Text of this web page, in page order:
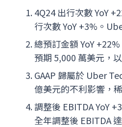
4Q24 出行次數 YoY
行次數 YoY +3%。
總預訂金額 YoY
預期 5,000 萬美元，
GAAP 歸屬於 Uber
億美元的不利影響，
調整後 EBITDA YoY
全年調整後 EBITDA